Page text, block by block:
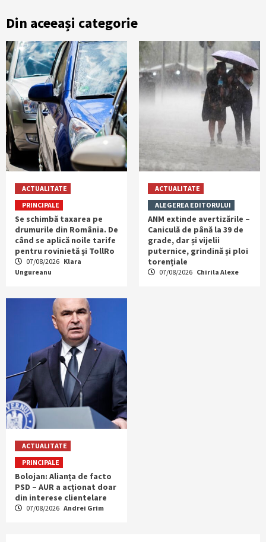
Din aceeași categorie
ACTUALITATE
PRINCIPALE
Se schimbă taxarea pe
drumurile din România. De
când se aplică noile tarife
pentru rovinietă și TollRo
07/08/2026 Klara
Ungureanu
ACTUALITATE
ALEGEREA EDITORULUI
ANM extinde avertizările –
Caniculă de până la 39 de
grade, dar și vijelii
puternice, grindină și ploi
torențiale
07/08/2026 Chirila Alexe
ACTUALITATE
PRINCIPALE
Bolojan: Alianța de facto
PSD – AUR a acționat doar
din interese clientelare
07/08/2026 Andrei Grim